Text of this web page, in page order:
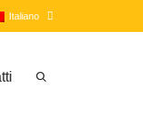
Italiano